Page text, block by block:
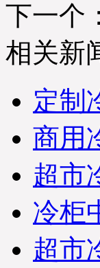
接货手续，到货
人员做好安装调
烦请您那边积极配
技术人员为您安装
货部：0551-
肥市优凯制冷-发
※ 海南三亚-邱经
所订购的便利店
您已打包准时发
未来3个工作日保
通，到货后优凯
将第一时间与您
系，请您及时与
人员办理接货手
05167128-306.详
凯发货部：0551-
下一个：
相关新
定制
商用
超市
冷柜
超市